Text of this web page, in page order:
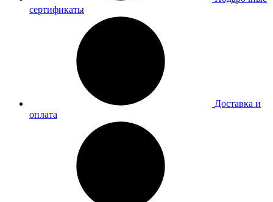
сертификаты
Доставка и
оплата